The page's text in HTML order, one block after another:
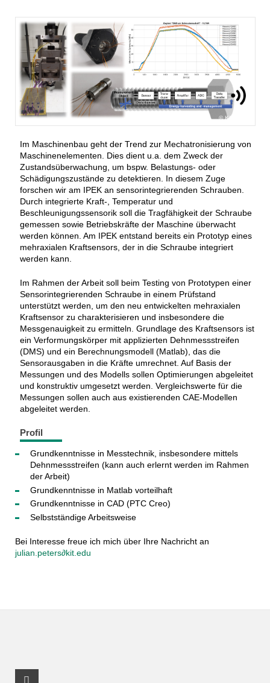
KIT/IPEK
Im Maschinenbau geht der Trend zur Mechatronisierung von
Maschinenelementen. Dies dient u.a. dem Zweck der
Zustandsüberwachung, um bspw. Belastungs- oder
Schädigungszustände zu detektieren. In diesem Zuge
forschen wir am IPEK an sensorintegrierenden Schrauben.
Durch integrierte Kraft-, Temperatur und
Beschleunigungssensorik soll die Tragfähigkeit der Schraube
gemessen sowie Betriebskräfte der Maschine überwacht
werden können. Am IPEK entstand bereits ein Prototyp eines
mehraxialen Kraftsensors, der in die Schraube integriert
werden kann.
Im Rahmen der Arbeit soll beim Testing von Prototypen einer
Sensorintegrierenden Schraube in einem Prüfstand
unterstützt werden, um den neu entwickelten mehraxialen
Kraftsensor zu charakterisieren und insbesondere die
Messgenauigkeit zu ermitteln. Grundlage des Kraftsensors ist
ein Verformungskörper mit applizierten Dehnmessstreifen
(DMS) und ein Berechnungsmodell (Matlab), das die
Sensorausgaben in die Kräfte umrechnet. Auf Basis der
Messungen und des Modells sollen Optimierungen abgeleitet
und konstruktiv umgesetzt werden. Vergleichswerte für die
Messungen sollen auch aus existierenden CAE-Modellen
abgeleitet werden.
Profil
Grundkenntnisse in Messtechnik, insbesondere mittels
Dehnmessstreifen (kann auch erlernt werden im Rahmen
der Arbeit)
Grundkenntnisse in Matlab vorteilhaft
Grundkenntnisse in CAD (PTC Creo)
Selbstständige Arbeitsweise
Bei Interesse freue ich mich über Ihre Nachricht an
julian.peters∂kit.edu